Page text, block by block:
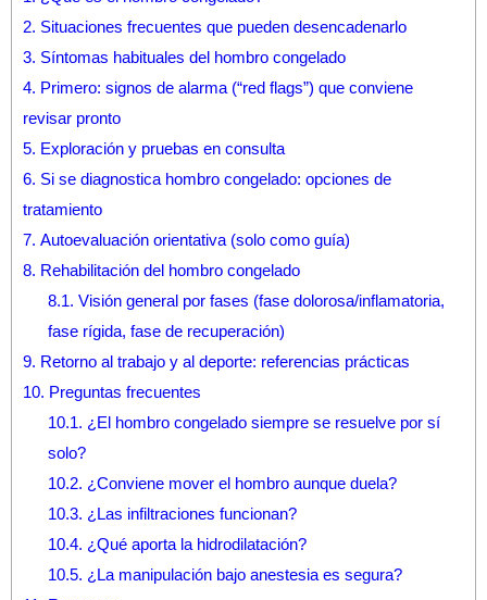
2. Situaciones frecuentes que pueden desencadenarlo
3. Síntomas habituales del hombro congelado
4.
Primero: signos de alarma (“red flags”) que conviene
revisar pronto
5.
Exploración y pruebas en consulta
6. Si se diagnostica hombro congelado: opciones de
tratamiento
7. Autoevaluación orientativa (solo como guía)
8.
Rehabilitación del hombro congelado
8.1.
Visión general por fases (fase dolorosa/inflamatoria,
fase rígida, fase de recuperación)
9.
Retorno al trabajo y al deporte: referencias prácticas
10.
Preguntas frecuentes
10.1.
¿El hombro congelado siempre se resuelve por sí
solo?
10.2. ¿Conviene mover el hombro aunque duela?
10.3. ¿Las infiltraciones funcionan?
10.4. ¿Qué aporta la hidrodilatación?
10.5. ¿La manipulación bajo anestesia es segura?